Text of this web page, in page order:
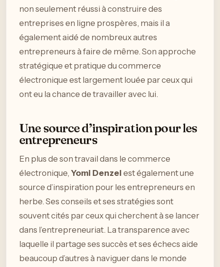
non seulement réussi à construire des
entreprises en ligne prospères, mais il a
également aidé de nombreux autres
entrepreneurs à faire de même. Son approche
stratégique et pratique du commerce
électronique est largement louée par ceux qui
ont eu la chance de travailler avec lui.
Une source d’inspiration pour les
entrepreneurs
En plus de son travail dans le commerce
électronique, Yomi Denzel est également une
source d’inspiration pour les entrepreneurs en
herbe. Ses conseils et ses stratégies sont
souvent cités par ceux qui cherchent à se lancer
dans l’entrepreneuriat. La transparence avec
laquelle il partage ses succès et ses échecs aide
beaucoup d’autres à naviguer dans le monde